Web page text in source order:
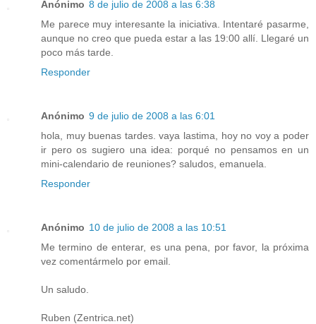
Anónimo 8 de julio de 2008 a las 6:38
Me parece muy interesante la iniciativa. Intentaré pasarme,
aunque no creo que pueda estar a las 19:00 allí. Llegaré un
poco más tarde.
Responder
Anónimo 9 de julio de 2008 a las 6:01
hola, muy buenas tardes. vaya lastima, hoy no voy a poder
ir pero os sugiero una idea: porqué no pensamos en un
mini-calendario de reuniones? saludos, emanuela.
Responder
Anónimo 10 de julio de 2008 a las 10:51
Me termino de enterar, es una pena, por favor, la próxima
vez comentármelo por email.
Un saludo.
Ruben (Zentrica.net)